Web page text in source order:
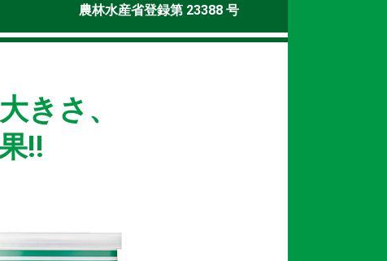
農林水産省登録第 23388 号
きさ、
!!